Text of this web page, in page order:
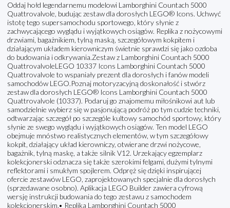
Oddaj hołd legendarnemu modelowi Lamborghini Countach 5000
Quattrovalvole, budując zestaw dla dorosłych LEGO® Icons. Uchwyć
istotę tego supersamochodu sportowego, który słynie z
zachwycającego wyglądu i wyjątkowych osiągów. Replika z nożycowymi
drzwiami, bagażnikiem, tylną maską, szczegółowym kokpitem i
działającym układem kierowniczym świetnie sprawdzi się jako ozdoba
do budowania i odkrywania.Zestaw z Lamborghini Countach 5000
QuattrovalvoleLEGO 10337 Icons Lamborghini Countach 5000
Quattrovalvole to wspaniały prezent dla dorosłych i fanów modeli
samochodów LEGO.Poznaj motoryzacyjną doskonałość i stwórz
zestaw dla dorosłych LEGO® Icons Lamborghini Countach 5000
Quattrovalvole (10337). Podaruj go znajomemu miłośnikowi aut lub
samodzielnie wybierz się w pasjonującą podróż po tym cudzie techniki,
odtwarzając szczegół po szczególe kultowy samochód sportowy, który
słynie ze swego wyglądu i wyjątkowych osiągów. Ten model LEGO
obejmuje mnóstwo realistycznych elementów, w tym szczegółowy
kokpit, działający układ kierowniczy, otwierane drzwi nożycowe,
bagażnik, tylną maskę, a także silnik V12. Urzekający egzemplarz
kolekcjonerski odznacza się także szerokimi felgami, dużymi tylnymi
reflektorami i smukłym spojlerem. Odpręż się dzięki inspirującej
ofercie zestawów LEGO, zaprojektowanych specjalnie dla dorosłych
(sprzedawane osobno). Aplikacja LEGO Builder zawiera cyfrową
wersję instrukcji budowania do tego zestawu z samochodem
kolekcjonerskim.• Replika Lamborghini Countach 5000